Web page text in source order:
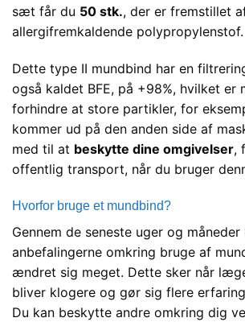
sæt får du 50 stk., der er fremstillet
allergifremkaldende polypropylenstof.
Dette type II mundbind har en
også kaldet BFE, på +98%, hvilket er
forhindre at store partikler, for
kommer ud på den anden side af
med til at beskytte dine omgivelser,
offentlig transport, når du bruger
Hvorfor bruge et mundbind?
Gennem de seneste uger og måneder
anbefalingerne omkring bruge af
ændret sig meget. Dette sker når
bliver klogere og gør sig flere
Du kan beskytte andre omkring dig